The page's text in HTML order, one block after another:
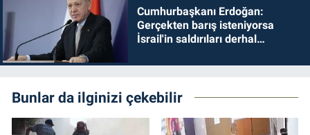
Cumhurbaşkanı Erdoğan:
Gerçekten barış isteniyorsa
İsrail'in saldırıları derhal
Bunlar da ilginizi çekebilir